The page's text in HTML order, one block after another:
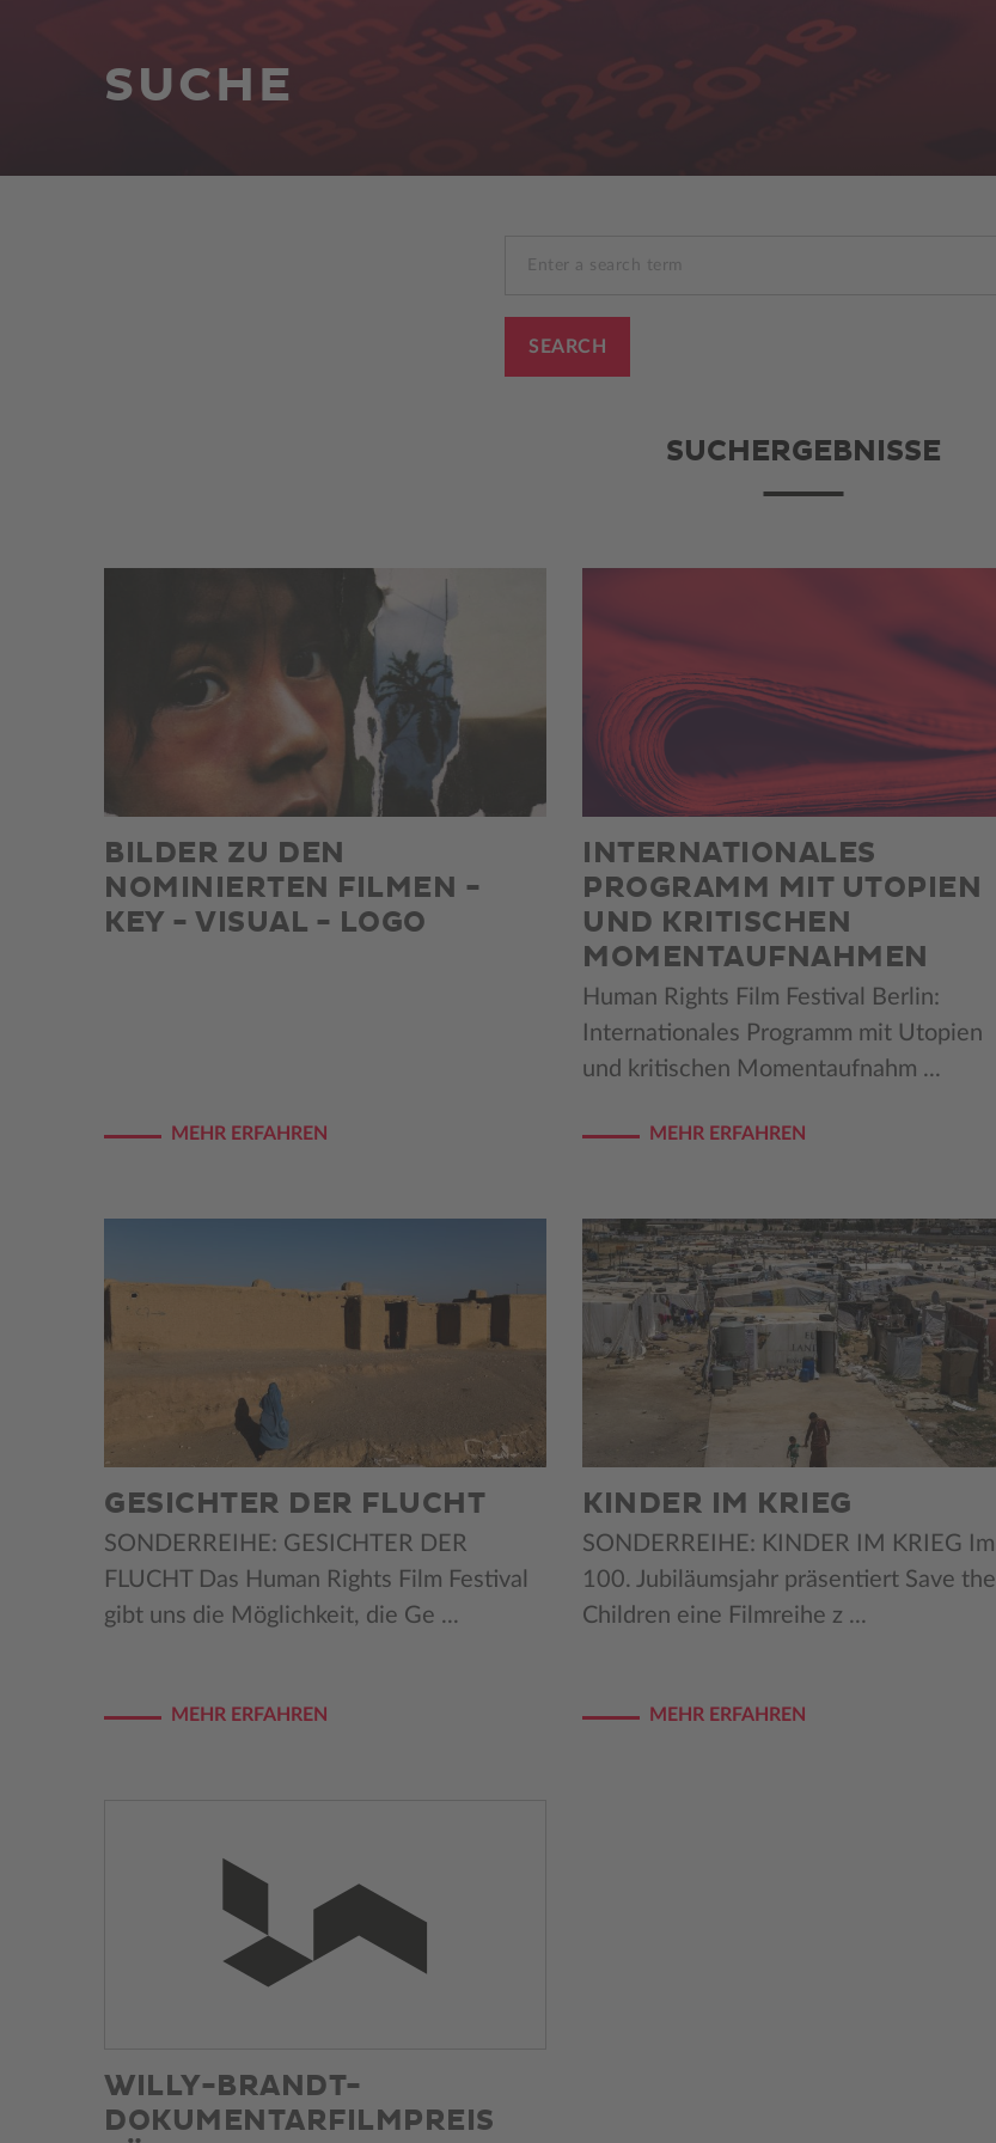
SUCHE
Enter a search term
SUCHERGEBNISSE
BILDER ZU DEN
NOMINIERTEN FILMEN -
KEY - VISUAL - LOGO
MEHR ERFAHREN
INTERNATIONALES
PROGRAMM MIT UTOPIEN
UND KRITISCHEN
MOMENTAUFNAHMEN
Human Rights Film Festival Berlin:
Internationales Programm mit Utopien
und kritischen Momentaufnahm ...
MEHR ERFAHREN
GESICHTER DER FLUCHT
SONDERREIHE: GESICHTER DER
FLUCHT Das Human Rights Film Festival
gibt uns die Möglichkeit, die Ge ...
MEHR ERFAHREN
KINDER IM KRIEG
SONDERREIHE: KINDER IM KRIEG Im
100. Jubiläumsjahr präsentiert Save the
Children eine Filmreihe z ...
MEHR ERFAHREN
WILLY-BRANDT-
DOKUMENTARFILMPREIS